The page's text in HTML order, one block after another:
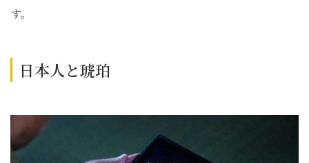
す。
日本人と琥珀